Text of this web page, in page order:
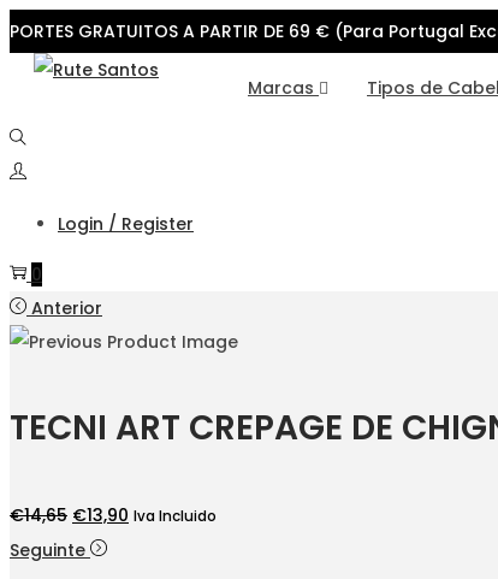
PORTES GRATUITOS A PARTIR DE 69 € (Para Portugal
Skip
navigation
Skip
content
Marcas Tipos de
Login / Register
0
Anterior
TECNI ART CREPAGE DE
€14,65 O
preço
€13,90 O
Iva Incluido
Seguinte